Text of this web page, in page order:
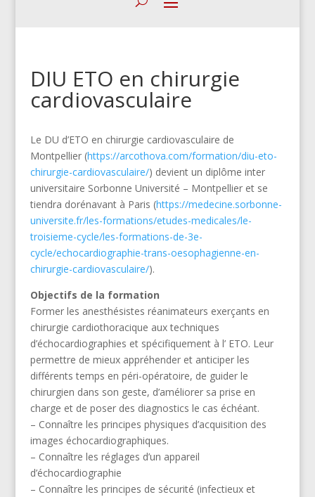
DIU ETO en chirurgie
cardiovasculaire
Le DU d’ETO en chirurgie cardiovasculaire de
Montpellier (https://arcothova.com/formation/diu-eto-
chirurgie-cardiovasculaire/) devient un diplôme inter
universitaire Sorbonne Université – Montpellier et se
tiendra dorénavant à Paris (https://medecine.sorbonne-
universite.fr/les-formations/etudes-medicales/le-
troisieme-cycle/les-formations-de-3e-
cycle/echocardiographie-trans-oesophagienne-en-
chirurgie-cardiovasculaire/).
Objectifs de la formation
Former les anesthésistes réanimateurs exerçants en
chirurgie cardiothoracique aux techniques
d’échocardiographies et spécifiquement à l’ ETO. Leur
permettre de mieux appréhender et anticiper les
différents temps en péri-opératoire, de guider le
chirurgien dans son geste, d’améliorer sa prise en
charge et de poser des diagnostics le cas échéant.
– Connaître les principes physiques d’acquisition des
images échocardiographiques.
– Connaître les réglages d’un appareil
d’échocardiographie
– Connaître les principes de sécurité (infectieux et